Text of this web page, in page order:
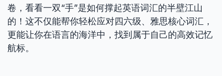
卷，看看一双“手”是如何撑起英语词汇的半壁江山
的！这不仅能帮你轻松应对四六级、雅思核心词汇，
更能让你在语言的海洋中，找到属于自己的高效记忆
航标。